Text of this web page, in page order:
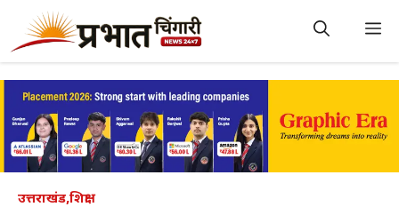
content
उत्तराखंड,शिक्षा